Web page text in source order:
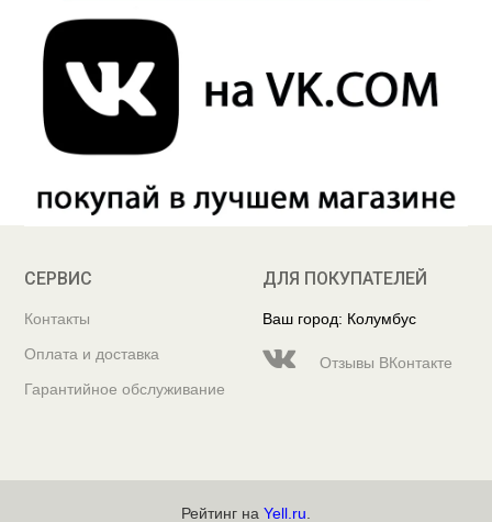
СЕРВИС
Контакты
Оплата и доставка
Гарантийное обслуживание
ДЛЯ ПОКУПАТЕЛЕЙ
Ваш город: Колумбус
Отзывы ВКонтакте
Рейтинг на Yell.ru